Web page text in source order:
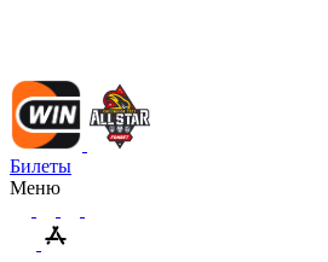
Билеты
Меню